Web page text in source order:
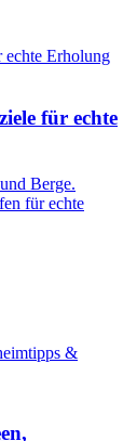
für echte
Berge.
für echte